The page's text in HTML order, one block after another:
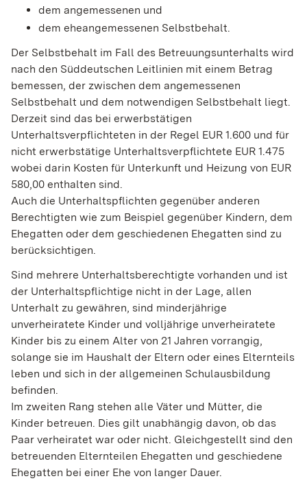
dem angemessenen und
dem eheangemessenen Selbstbehalt.
Der Selbstbehalt im Fall des Betreuungsunterhalts wird
nach den Süddeutschen Leitlinien mit einem Betrag
bemessen, der zwischen dem angemessenen
Selbstbehalt und dem notwendigen Selbstbehalt liegt.
Derzeit sind das bei erwerbstätigen
Unterhaltsverpflichteten in der Regel EUR 1.600 und für
nicht erwerbstätige Unterhaltsverpflichtete EUR 1.475
wobei darin Kosten für Unterkunft und Heizung von EUR
580,00 enthalten sind.
Auch die Unterhaltspflichten gegenüber anderen
Berechtigten wie zum Beispiel gegenüber Kindern, dem
Ehegatten oder dem geschiedenen Ehegatten sind zu
berücksichtigen.
Sind mehrere Unterhaltsberechtigte vorhanden und ist
der Unterhaltspflichtige nicht in der Lage, allen
Unterhalt zu gewähren, sind minderjährige
unverheiratete Kinder und volljährige unverheiratete
Kinder bis zu einem Alter von 21 Jahren vorrangig,
solange sie im Haushalt der Eltern oder eines Elternteils
leben und sich in der allgemeinen Schulausbildung
befinden.
Im zweiten Rang stehen alle Väter und Mütter, die
Kinder betreuen. Dies gilt unabhängig davon, ob das
Paar verheiratet war oder nicht. Gleichgestellt sind den
betreuenden Elternteilen Ehegatten und geschiedene
Ehegatten bei einer Ehe von langer Dauer.